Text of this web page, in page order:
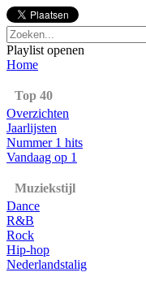
Playlist openen
Home
Top 40
Overzichten
Jaarlijsten
Nummer 1 hits
Vandaag op 1
Muziekstijl
Dance
R&B
Rock
Hip-hop
Nederlandstalig